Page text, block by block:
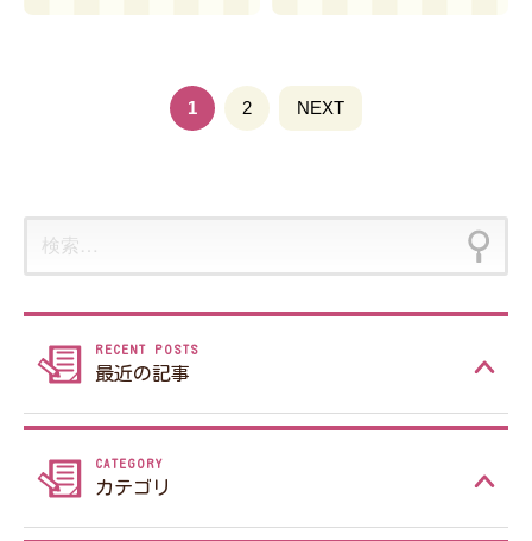
1
固
ー
2 NEXT
最近の記事
カテゴリ